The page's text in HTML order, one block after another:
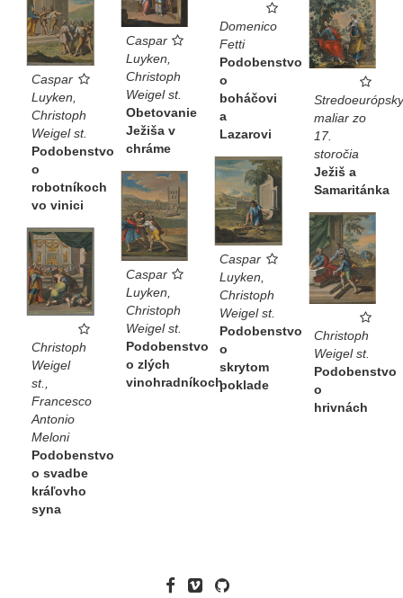
Domenico
Fetti
Podobenstvo
o
boháčovi
a
Lazarovi
Caspar
Luyken,
Christoph
Weigel st.
Obetovanie
Ježiša v
chráme
Stredoeurópsky
maliar zo
17.
storočia
Ježiš a
Samaritánka
Caspar
Luyken,
Christoph
Weigel st.
Podobenstvo
o
robotníkoch
vo vinici
Caspar
Luyken,
Christoph
Weigel st.
Podobenstvo
o
skrytom
poklade
Caspar
Luyken,
Christoph
Weigel st.
Podobenstvo
o zlých
vinohradníkoch
Christoph
Weigel st.
Podobenstvo
o
hrivnách
Christoph
Weigel
st.,
Francesco
Antonio
Meloni
Podobenstvo
o svadbe
kráľovho
syna